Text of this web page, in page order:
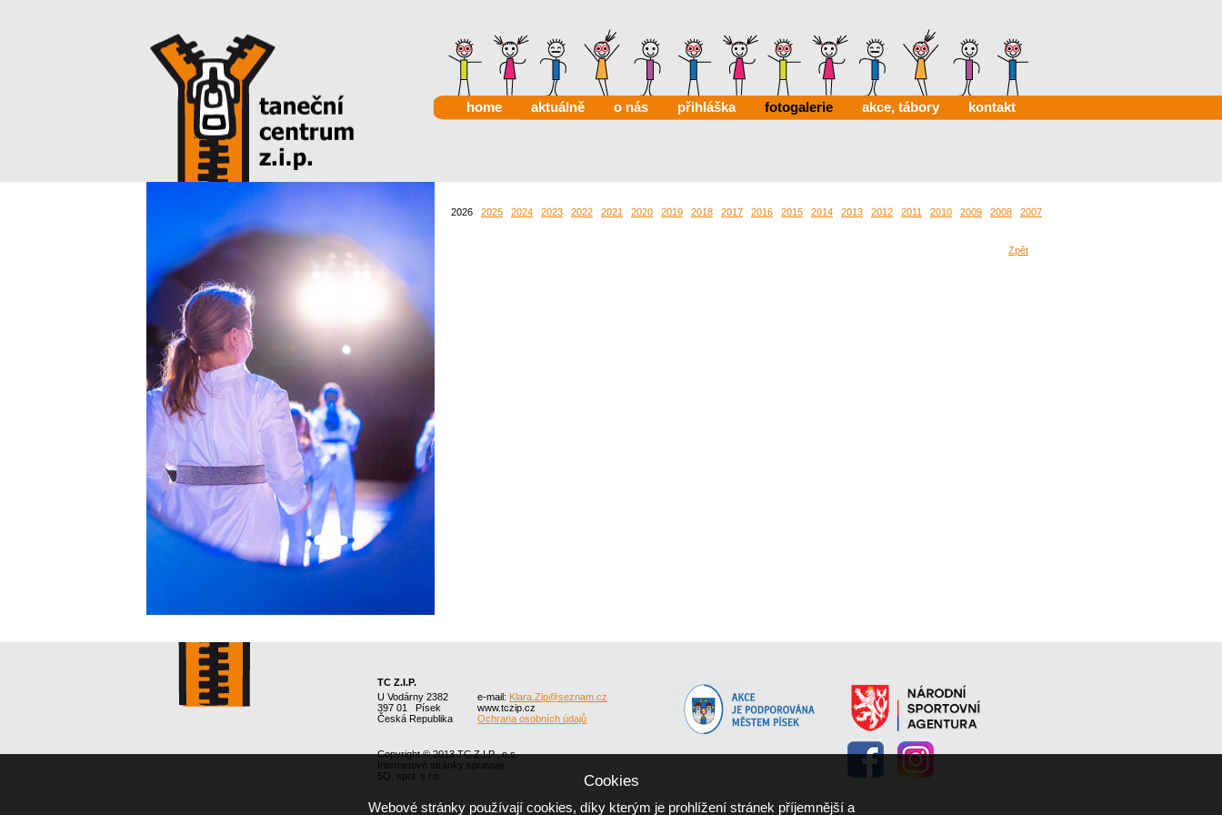
home aktuálně o nás přihláška fotogalerie akce, tábory kontakt
2026 2025 2024 2023 2022 2021 2020 2019 2018 2017 2016 2015 2014 2013 2012 2011 2010 2009 2008 2007
Zpět
TC Z.I.P.
U Vodárny 2382
397 01 Písek
Česká Republika
e-mail: Klara.Zip@seznam.cz
www.tczip.cz
Ochrana osobních údajů
Copyright © 2013 TC Z.I.P., o.s.
Internetové stránky spravuje
5Q, spol. s r.o.
Cookies
Webové stránky používají cookies, díky kterým je prohlížení stránek příjemnější a